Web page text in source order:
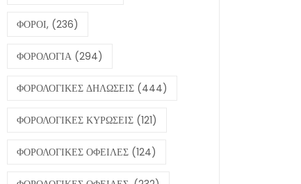
ΦΟΡΟΙ, (236)
ΦΟΡΟΛΟΓΙΑ (294)
ΦΟΡΟΛΟΓΙΚΕΣ ΔΗΛΩΣΕΙΣ (444)
ΦΟΡΟΛΟΓΙΚΕΣ ΚΥΡΩΣΕΙΣ (121)
ΦΟΡΟΛΟΓΙΚΕΣ ΟΦΕΙΛΕΣ (124)